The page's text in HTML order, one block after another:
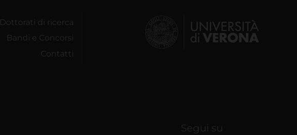
Dottorati di ricerca
Bandi e Concorsi
Contatti
Segui su